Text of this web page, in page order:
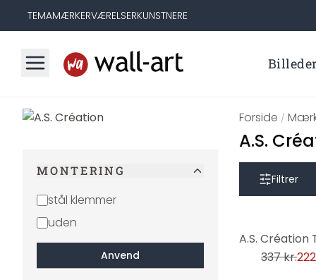
TEMAMÆRKERVÆRELSERKUNSTNERE
Billeder
MONTERING
stål klemmer
uden
Anvend
Forside /
A.S.
Filtrer
337 kr.